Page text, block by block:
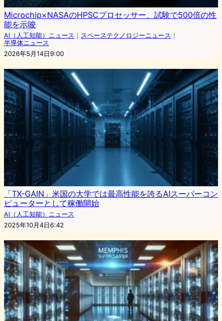
Microchip×NASAのHPSCプロセッサー、試験で500倍の性
能を示唆
AI（人工知能）ニュース ｜ スペーステクノロジーニュース ｜
半導体ニュース
2026年5月14日9:00
「TX-GAIN」米国の大学では最高性能を誇るAIスーパーコン
ピューターとして稼働開始
AI（人工知能）ニュース
2025年10月4日6:42